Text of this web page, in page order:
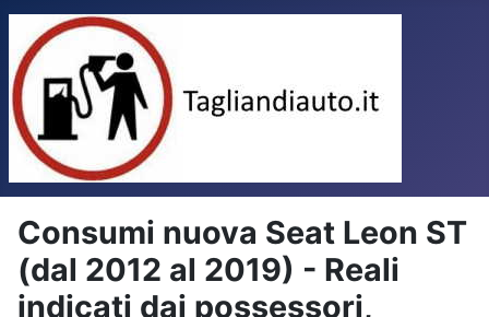
Consumi nuova Seat Leon ST
(dal 2012 al 2019) - Reali
indicati dai possessori,